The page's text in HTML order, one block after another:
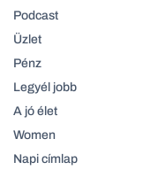
Podcast
Üzlet
Pénz
Legyél jobb
A jó élet
Women
Napi címlap